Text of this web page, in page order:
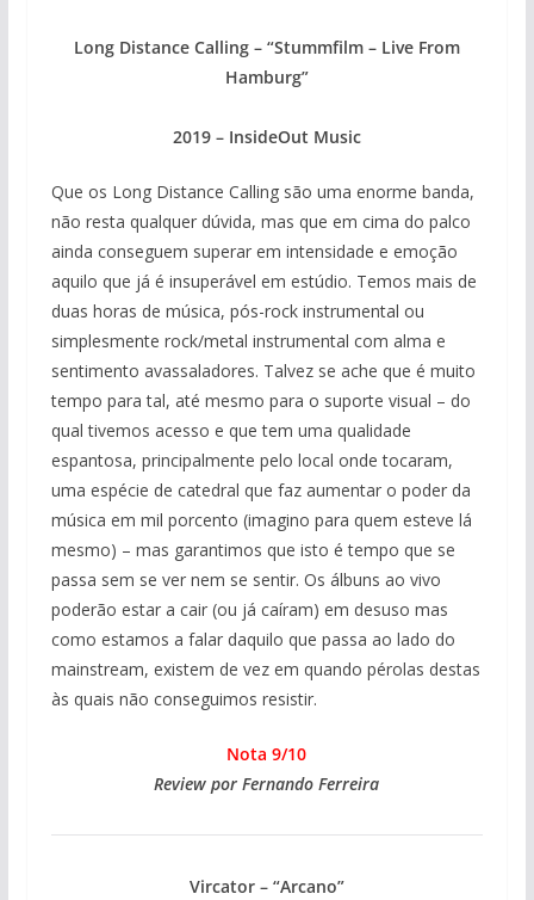
Long Distance Calling – “Stummfilm – Live From
Hamburg”
2019 – InsideOut Music
Que os Long Distance Calling são uma enorme banda,
não resta qualquer dúvida, mas que em cima do palco
ainda conseguem superar em intensidade e emoção
aquilo que já é insuperável em estúdio. Temos mais de
duas horas de música, pós-rock instrumental ou
simplesmente rock/metal instrumental com alma e
sentimento avassaladores. Talvez se ache que é muito
tempo para tal, até mesmo para o suporte visual – do
qual tivemos acesso e que tem uma qualidade
espantosa, principalmente pelo local onde tocaram,
uma espécie de catedral que faz aumentar o poder da
música em mil porcento (imagino para quem esteve lá
mesmo) – mas garantimos que isto é tempo que se
passa sem se ver nem se sentir. Os álbuns ao vivo
poderão estar a cair (ou já caíram) em desuso mas
como estamos a falar daquilo que passa ao lado do
mainstream, existem de vez em quando pérolas destas
às quais não conseguimos resistir.
Nota 9/10
Review por Fernando Ferreira
Vircator – “Arcano”